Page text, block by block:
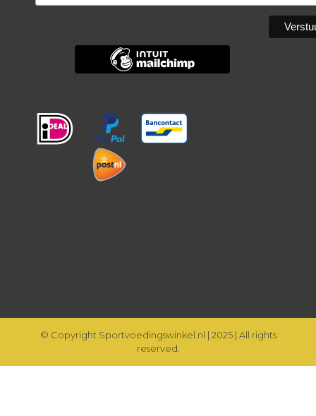
© Copyright Sportvoedingswinkel.nl | 2025 | All rights
reserved.